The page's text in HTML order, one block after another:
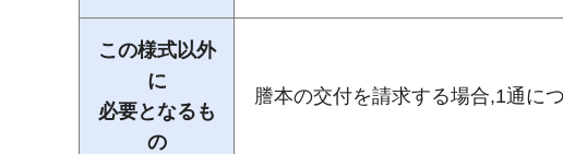
この様式以外
に
必要となるも
の
謄本の交付を請求する場合,1通に